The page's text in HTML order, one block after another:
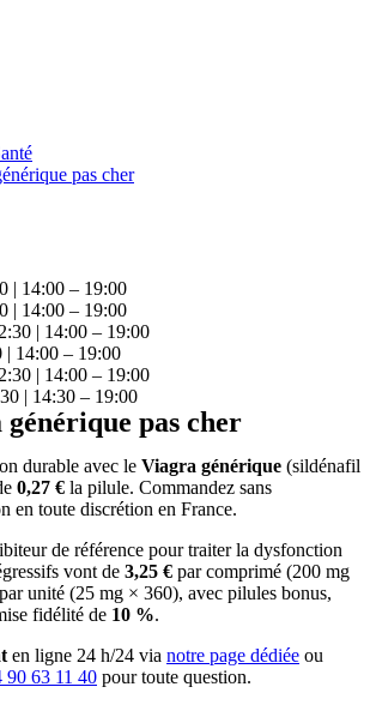
pas cher
| 14:00 – 19:00
| 14:00 – 19:00
| 14:00 – 19:00
| 14:00 – 19:00
| 14:00 – 19:00
| 14:30 – 19:00
pas cher
durable avec le Viagra générique (sildénafil
0,27 € la pilule. Commandez sans
en toute discrétion en France.
de référence pour traiter la dysfonction
vont de 3,25 € par comprimé (200 mg
par unité (25 mg × 360), avec pilules bonus,
fidélité de 10 %.
en ligne 24 h/24 via notre page dédiée ou
90 63 11 40 pour toute question.